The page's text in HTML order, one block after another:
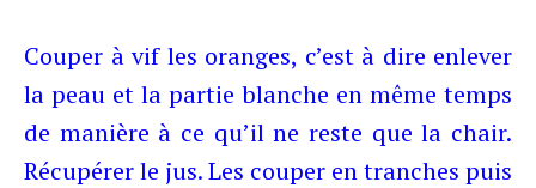
Couper à vif les oranges, c’est à dire enlever
la peau et la partie blanche en même temps
de manière à ce qu’il ne reste que la chair.
Récupérer le jus. Les couper en tranches puis